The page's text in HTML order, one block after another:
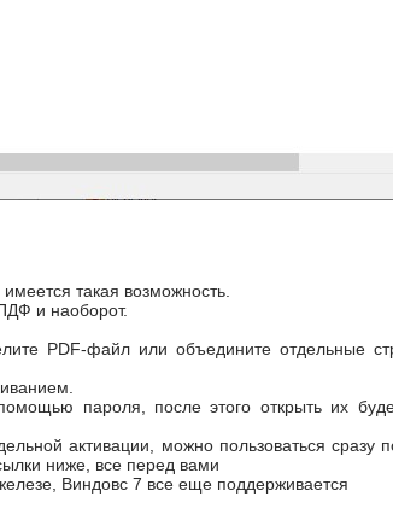
такая возможность.
и наоборот.
PDF-файл или объедините отдельные
пароля, после этого открыть их
активации, можно пользоваться сразу
ниже, все перед вами
Виндовс 7 все еще поддерживается